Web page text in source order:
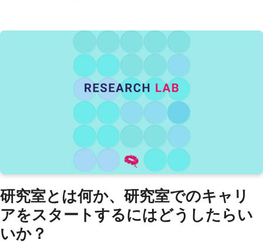
研究室とは何か、研究室でのキャリ
アをスタートするにはどうしたらい
いか？